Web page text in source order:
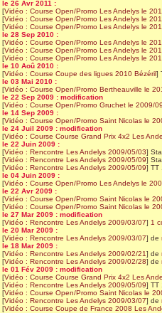
le 26 Avr 2011 :
[Vidéo : Course Open/Promo Les Andelys le
[Vidéo : Course Open/Promo Les Andelys le
[Vidéo : Course Open/Promo Les Andelys le
le 28 Sep 2010 :
[Vidéo : Course Open/Promo Les Andelys le
[Vidéo : Course Open/Promo Les Andelys le
[Vidéo : Course Open/Promo Les Andelys le
le 10 Aoû 2010 :
[Vidéo : Course Coupe des ligues 2010 Bézéril]
le 03 Mai 2010 :
[Vidéo : Course Open/Promo Bertheauville le
le 22 Sep 2009 : modification
[Vidéo : Course Open/Promo Gruchet le 2009/
le 14 Sep 2009 :
[Vidéo : Course Open/Promo Saint Nicolas le
le 24 Juil 2009 : modification
[Vidéo : Course Course Grand Prix 4x2 Les
le 22 Juin 2009 :
[Vidéo : Rencontre Les Andelys 2009/05/03]
[Vidéo : Rencontre Les Andelys 2009/05/09]
[Vidéo : Rencontre Les Andelys 2009/05/09] TT
le 04 Juin 2009 :
[Vidéo : Course Open/Promo Les Andelys le
le 22 Avr 2009 :
[Vidéo : Course Open/Promo Saint Nicolas le
[Vidéo : Course Open/Promo Saint Nicolas le
le 27 Mar 2009 : modification
[Vidéo : Rencontre Les Andelys 2009/03/07] 1
le 20 Mar 2009 :
[Vidéo : Rencontre Les Andelys 2009/03/07] de
le 18 Mar 2009 :
[Vidéo : Rencontre Les Andelys 2009/02/21] de
[Vidéo : Rencontre Les Andelys 2009/02/28] de
le 01 Fév 2009 : modification
[Vidéo : Course Course Grand Prix 4x2 Les
[Vidéo : Rencontre Les Andelys 2009/05/09] TT
[Vidéo : Course Open/Promo Saint Nicolas le
[Vidéo : Rencontre Les Andelys 2009/03/07] de
[Vidéo : Course Coupe de France 2008 Les